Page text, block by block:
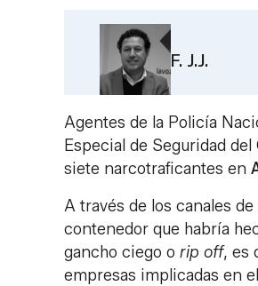
F. J.J.
Agentes de la Policía
Especial de Seguridad
siete narcotraficantes en
A través de los canales
contenedor que habría
gancho ciego o rip off, es
empresas implicadas en